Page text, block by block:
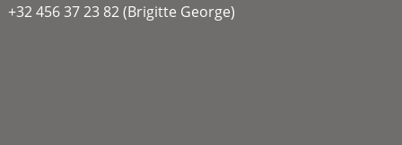
+32 456 37 23 82 (Brigitte George)